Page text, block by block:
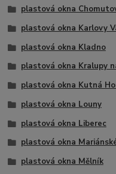
plastová okna
plastová okna Karlovy
plastová okna Kladno
plastová okna Kralupy
plastová okna Kutná
plastová okna Louny
plastová okna Liberec
plastová okna
plastová okna Mělník